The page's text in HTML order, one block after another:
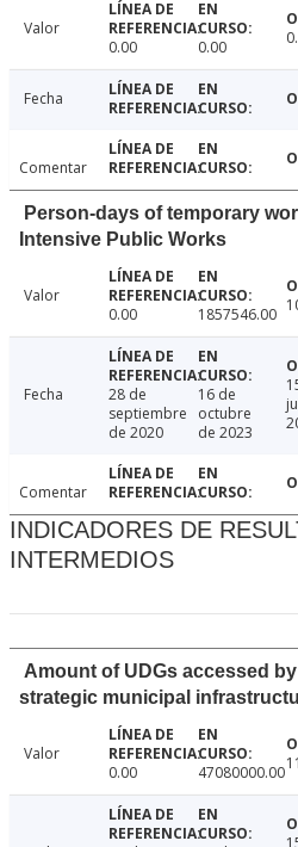
Valor
0.00
0.00
Fecha
Comentar
Person-days of temporary
Intensive Public Works
Valor
0.00
1857546.00
Fecha
28 de
septiembre
de 2020
16 de
octubre
de 2023
Comentar
INDICADORES DE
INTERMEDIOS
Amount of UDGs accessed
strategic municipal
Valor
0.00
47080000.00